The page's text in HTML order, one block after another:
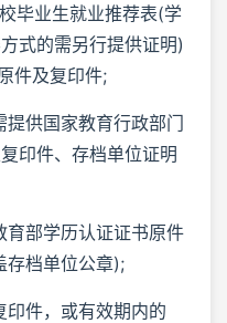
毕业生就业推荐表(学
式的需另行提供证明)
件及复印件;
供国家教育行政部门
印件、存档单位证明
部学历认证证书原件
存档单位公章);
件，或有效期内的